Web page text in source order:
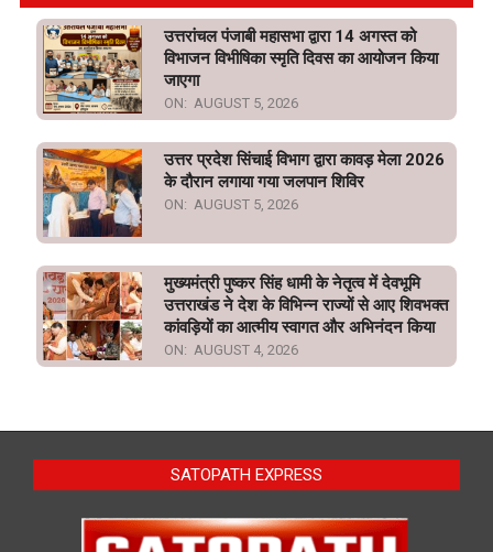
उत्तरांचल पंजाबी महासभा द्वारा 14 अगस्त को
विभाजन विभीषिका स्मृति दिवस का आयोजन किया
जाएगा
ON: AUGUST 5, 2026
उत्तर प्रदेश सिंचाई विभाग द्वारा कावड़ मेला 2026
के दौरान लगाया गया जलपान शिविर
ON: AUGUST 5, 2026
मुख्यमंत्री पुष्कर सिंह धामी के नेतृत्व में देवभूमि
उत्तराखंड ने देश के विभिन्न राज्यों से आए शिवभक्त
कांवड़ियों का आत्मीय स्वागत और अभिनंदन किया
ON: AUGUST 4, 2026
SATOPATH EXPRESS